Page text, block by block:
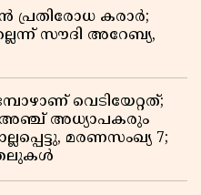
പ്രതിരോധ കരാർ;
സൗദി അറേബ്യ,
വെടിയേറ്റത്;
അഞ്ച് അധ്യാപകരും
മരണസംഖ്യ 7;